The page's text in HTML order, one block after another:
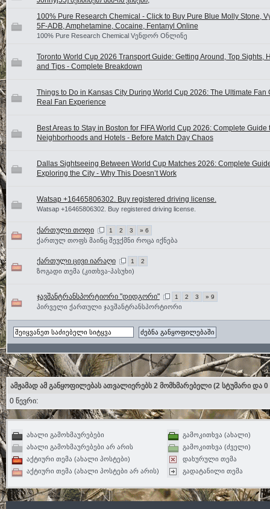
100% Pure Research Chemical - Click to Buy Pure Blue Molly Stone,
5F-ADB, Amphetamine, Cocaine, Fentanyl Online
100% Pure Research Chemical Vენდორ Oნლინე
Toronto World Cup 2026 Transport Guide: Getting Around, Top Sights,
and Tips - Complete Breakdown
Things to Do in Kansas City During World Cup 2026: The Ultimate Fan
Real Fan Experience
Best Areas to Stay in Boston for FIFA World Cup 2026: Complete Guide
Neighborhoods and Hotels - Before Match Day Chaos
Dallas Sightseeing Between World Cup Matches 2026: Complete
Exploring the City - Why This Doesn’t Work
Watsap +16465806302. Buy registered driving license.
Watsap +16465806302. Buy registered driving license.
ქართული თოფი 1 2 3 » 6
ქართულ თოფს მაინც შევქმნი როცა იქნება
ქართული ცივი იარაღი 1 2
ზოგადი თემა (კითხვა-პასუხი)
ჯავშანტრანსპორტიორი "დიდგორი" 1 2 3 » 9
პირველი ქართული ჯავშანტრანსპორტიორი
ამჟამად ამ განყოფილებას ათვალიერებს 2 მომხმარებელი (2 სტუმარი და 0
0 წევრი:
ახალი გამოხმაურებები
ახალი გამოხმაურებები არ არის
აქტიური თემა (ახალი პოსტები)
აქტიური თემა (ახალი პოსტები არ არის)
გამოკითხვა (ახალი)
გამოკითხვა (ძველი)
დახურული თემა
გადატანილი თემა